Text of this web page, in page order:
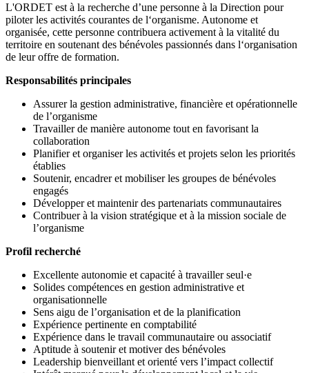
L'ORDET est à la recherche d’une personne à la Direction pour
piloter les activités courantes de l‘organisme. Autonome et
organisée, cette personne contribuera activement à la vitalité du
territoire en soutenant des bénévoles passionnés dans l‘organisation
de leur offre de formation.
Responsabilités principales
Assurer la gestion administrative, financière et opérationnelle
de l’organisme
Travailler de manière autonome tout en favorisant la
collaboration
Planifier et organiser les activités et projets selon les priorités
établies
Soutenir, encadrer et mobiliser les groupes de bénévoles
engagés
Développer et maintenir des partenariats communautaires
Contribuer à la vision stratégique et à la mission sociale de
l’organisme
Profil recherché
Excellente autonomie et capacité à travailler seul·e
Solides compétences en gestion administrative et
organisationnelle
Sens aigu de l’organisation et de la planification
Expérience pertinente en comptabilité
Expérience dans le travail communautaire ou associatif
Aptitude à soutenir et motiver des bénévoles
Leadership bienveillant et orienté vers l’impact collectif